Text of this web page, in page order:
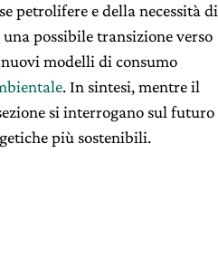
petrolifere e della necessità di
possibile transizione verso
modelli di consumo
. In sintesi, mentre il
si interrogano sul futuro
più sostenibili.